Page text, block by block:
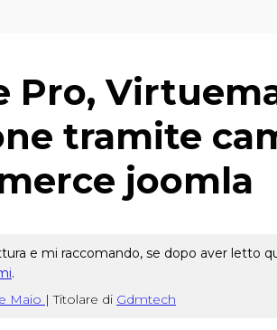
Pro,
tramite
joomla
e mi raccomando, se dopo aver letto
.
Maio | Titolare di Gdmtech